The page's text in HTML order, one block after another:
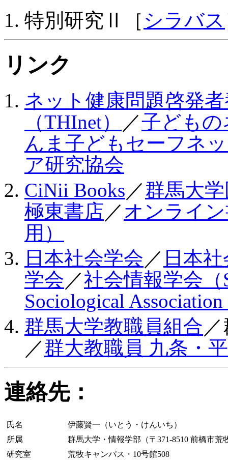
特別研究Ⅱ［ シラバス
リンク
ネット健康問題啓発
（THInet）
／子どもの
んま子どもセーフネ
ア研究協会
CiNii Books ／群馬大
極東書店 ／オンライ
用）
日本社会学会 ／ 日本
学会 ／社会情報学会（
Sociological
群馬大学教職員組合
／群大教職員 九条・
連絡先：
氏名
伊藤賢一（いとう・けんいち）
所属
群馬大学・情報学部（〒371-8510 前橋市荒
研究室
荒牧キャンパス・10号館508